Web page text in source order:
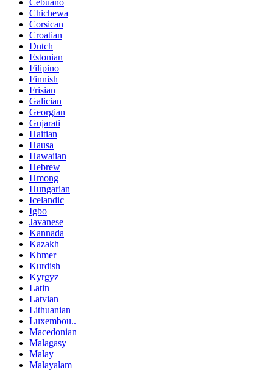
Cebuano
Chichewa
Corsican
Croatian
Dutch
Estonian
Filipino
Finnish
Frisian
Galician
Georgian
Gujarati
Haitian
Hausa
Hawaiian
Hebrew
Hmong
Hungarian
Icelandic
Igbo
Javanese
Kannada
Kazakh
Khmer
Kurdish
Kyrgyz
Latin
Latvian
Lithuanian
Luxembou..
Macedonian
Malagasy
Malay
Malayalam